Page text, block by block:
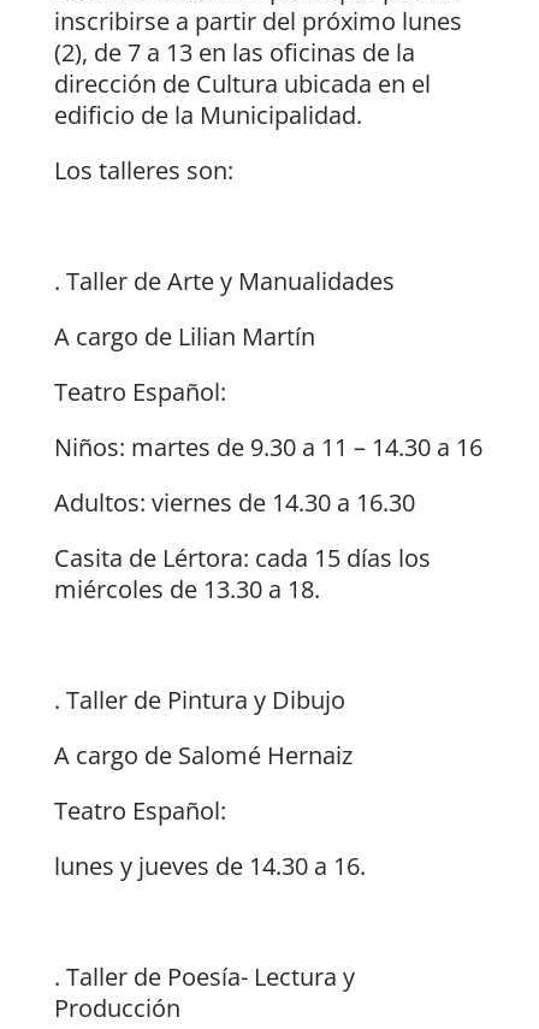
inscribirse a partir del próximo lunes
(2), de 7 a 13 en las oficinas de la
dirección de Cultura ubicada en el
edificio de la Municipalidad.
Los talleres son:
. Taller de Arte y Manualidades
A cargo de Lilian Martín
Teatro Español:
Niños: martes de 9.30 a 11 – 14.30 a 16
Adultos: viernes de 14.30 a 16.30
Casita de Lértora: cada 15 días los
miércoles de 13.30 a 18.
. Taller de Pintura y Dibujo
A cargo de Salomé Hernaiz
Teatro Español:
lunes y jueves de 14.30 a 16.
. Taller de Poesía- Lectura y
Producción